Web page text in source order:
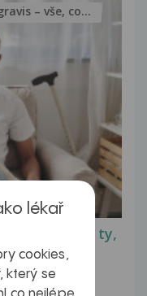
naděje pro ty,
– vše, co...
lékař
cookies,
který se